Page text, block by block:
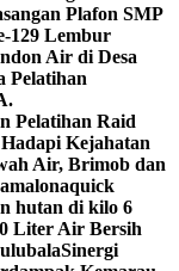
Plafon SMP
129 Lembur
Air di Desa
Pelatihan
Pelatihan Raid
Kejahatan
Air, Brimob dan
quick
hutan di kilo 6
Liter Air Bersih
Sinergi